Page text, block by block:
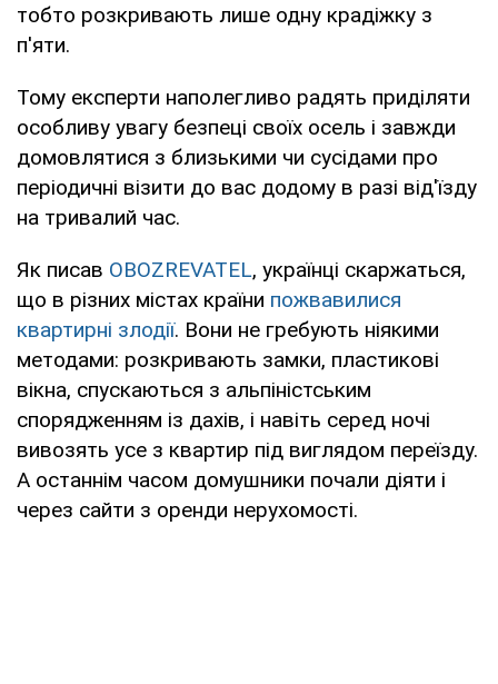
тобто розкривають лише одну крадіжку з
п'яти.
Тому експерти наполегливо радять приділяти
особливу увагу безпеці своїх осель і завжди
домовлятися з близькими чи сусідами про
періодичні візити до вас додому в разі від'їзду
на тривалий час.
Як писав OBOZREVATEL, українці скаржаться,
що в різних містах країни пожвавилися
квартирні злодії. Вони не гребують ніякими
методами: розкривають замки, пластикові
вікна, спускаються з альпіністським
спорядженням із дахів, і навіть серед ночі
вивозять усе з квартир під виглядом переїзду.
А останнім часом домушники почали діяти і
через сайти з оренди нерухомості.